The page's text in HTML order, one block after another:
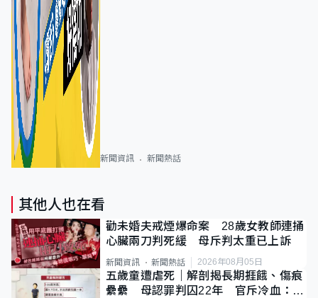
新聞資訊 新聞熱話
其他人也在看
勸未婚夫戒煙爆命案 28歲女教師連捅
心臟兩刀判死緩 母斥判太重已上訴
新聞資訊 新聞熱話 2026年08月05日
五歲童遭虐死｜解剖揭長期捱餓、傷痕
纍纍 母認罪判囚22年 官斥冷血：同